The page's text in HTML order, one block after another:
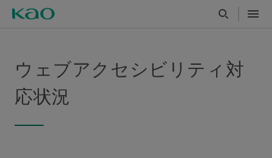
ウェブアクセシビリティ対
応状況